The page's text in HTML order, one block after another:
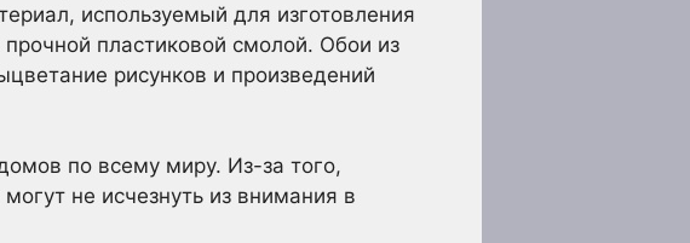
используемый для изготовления
пластиковой смолой. Обои из
рисунков и произведений
по всему миру. Из-за того,
не исчезнуть из внимания в